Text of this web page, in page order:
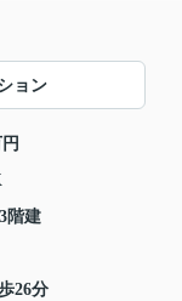
ョン
階建
26分